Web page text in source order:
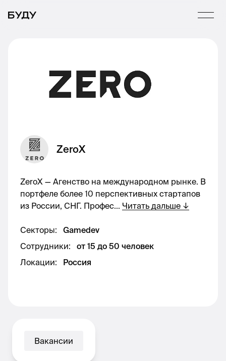
ZeroX
ZeroX — Агенство на международном рынке. В
портфеле более 10 перспективных стартапов
из России, СНГ. Профес... Читать дальше ↓
Секторы:
Gamedev
Сотрудники:
от 15 до 50 человек
Локации: Россия
Вакансии